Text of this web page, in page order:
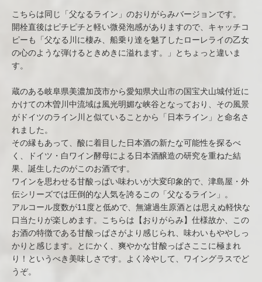
こちらは同じ「父なるライン」のおりがらみバージョンです。
開栓直後はピチピチと軽い微発泡感がありますので、キャッチコ
ピーも「父なる川に棲み、船乗り達を魅了したローレライの乙女
の心のような弾けるときめきに溢れます。」とちょっと違いま
す。
蔵のある岐阜県美濃加茂市から愛知県犬山市の国宝犬山城付近に
かけての木曽川中流域は風光明媚な峡谷となっており、その風景
がドイツのライン川と似ていることから「日本ライン」と命名さ
れました。
その縁もあって、酸に着目した日本酒の新たな可能性を探るべ
く、ドイツ・白ワイン酵母による日本酒醸造の研究を重ねた結
果、誕生したのがこのお酒です。
ワインを思わせる甘酸っぱい味わいが大変印象的で、津島屋・外
伝シリーズでは圧倒的な人気を誇るこの「父なるライン」。
アルコール度数が11度と低めで、無濾過生原酒とは思えぬ軽快な
口当たりが楽しめます。こちらは【おりがらみ】仕様故か、この
お酒の特徴である甘酸っぱさがより感じられ、味わいもややしっ
かりと感じます。とにかく、爽やかな甘酸っぱさここに極まれ
り！というべき美味しさです。よく冷やして、ワイングラスでど
うぞ。